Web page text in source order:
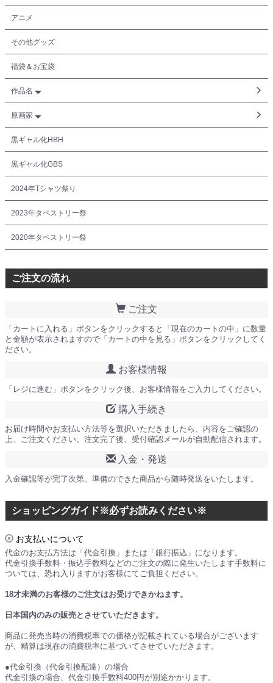
アニメ
その他グッズ
福袋＆お宝袋
作品名
原画家
黒ギャル化HBH
黒ギャル化GBS
2024年Tシャツ祭り
2023年タペストリー祭
2020年タペストリー祭
ご注文の流れ
ご注文
「カートに入れる」ボタンをクリックすると「現在のカートの中」に数量
と金額が表示されますので「カートの中を見る」ボタンをクリックしてく
ださい。
お客様情報
「レジに進む」ボタンをクリック後、お客様情報をご入力してください。
購入手続き
お届け時間やお支払い方法等を選択いただきましたら、内容をご確認の
上、ご注文ください。注文完了後、受付確認メールが自動配信されます。
入金・発送
入金確認等が完了次第、準備のできた商品から随時発送をいたします。
ショッピングガイド※必ずお読みください※
お支払いについて
代金のお支払方法は「代金引換」または「銀行振込」になります。
代金引換手数料・振込手数料などのご注文の際に発生いたします手数料に
ついては、恐れ入りますがお客様にてご負担ください。
18才未満のお客様のご注文はお受けできかねます。
日本国内のみの販売とさせていただきます。
商品に発売当時の消費税率での価格が記載されている場合がございます
が、精算は現在の消費税率に基づいてさせていただきます。
●代金引換（代金引換配達）の場合
代金引換の場合、代金引換手数料400円が別途かかります。